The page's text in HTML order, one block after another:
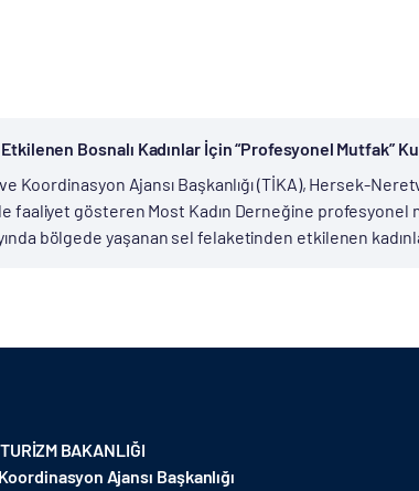
Bosnalı Kadınlar İçin “Profesyonel Mutfak”
Koordinasyon Ajansı Başkanlığı (TİKA), Hersek-
faaliyet gösteren Most Kadın Derneğine
bölgede yaşanan sel felaketinden etkilenen
BAKANLIĞI
Ajansı Başkanlığı